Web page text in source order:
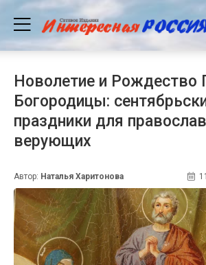
Новолетие и Рождество
Богородицы:
праздники для
верующих
Автор: Наталья Харитонова